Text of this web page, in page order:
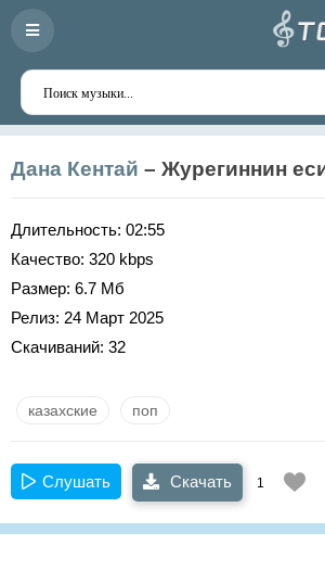
Дана Кентай – Журегиннин
Длительность: 02:55
Качество: 320 kbps
Размер: 6.7 Мб
Релиз: 24 Март 2025
Скачиваний: 32
казахские поп
Слушать Скачать 1